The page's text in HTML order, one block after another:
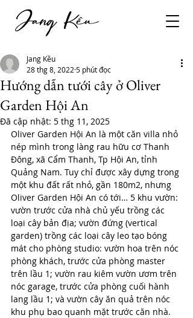
Hướng dẫn tưới cây ở Oliver
Garden Hội An
Jang Kều
28 thg 8, 2022 5 phút đọc
Đã cập nhật: 5 thg 11, 2025
Oliver Garden Hội An là một căn villa nhỏ
nép mình trong làng rau hữu cơ Thanh
Đông, xã Cẩm Thanh, Tp Hội An, tỉnh
Quảng Nam. Tuy chỉ được xây dựng trong
một khu đất rất nhỏ, gần 180m2, nhưng
Oliver Garden Hội An có tới… 5 khu vườn:
vườn trước cửa nhà chủ yếu trồng các
loại cây bản địa; vườn đứng (vertical
garden) trồng các loại cây leo tạo bóng
mát cho phòng studio: vườn hoa trên nóc
phòng khách, trước cửa phòng master
trên lầu 1; vườn rau kiêm vườn ươm trên
nóc garage, trước cửa phòng cuối hành
lang lầu 1; và vườn cây ăn quả trên nóc
khu phụ bao quanh mặt trước căn nhà.